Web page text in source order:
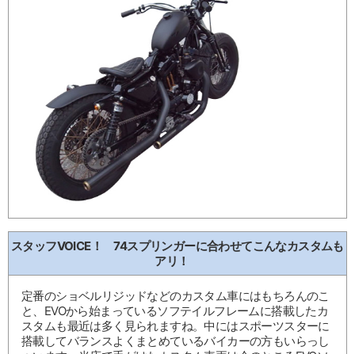
スタッフVOICE！ 74スプリンガーに合わせてこんなカスタムも
アリ！
定番のショベルリジッドなどのカスタム車にはもちろんのこ
と、EVOから始まっているソフテイルフレームに搭載したカ
スタムも最近は多く見られますね。中にはスポーツスターに
搭載してバランスよくまとめているバイカーの方もいらっし